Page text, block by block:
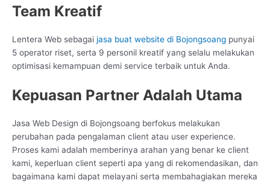
Team Kreatif
Lentera Web sebagai jasa buat website di Bojongsoang punyai
5 operator riset, serta 9 personil kreatif yang selalu melakukan
optimisasi kemampuan demi service terbaik untuk Anda.
Kepuasan Partner Adalah Utama
Jasa Web Design di Bojongsoang berfokus melakukan
perubahan pada pengalaman client atau user experience.
Proses kami adalah memberinya arahan yang benar ke client
kami, keperluan client seperti apa yang di rekomendasikan, dan
bagaimana kami dapat melayani serta membahagiakan mereka